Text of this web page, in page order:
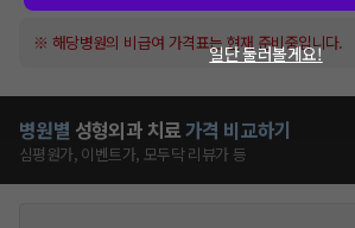
※ 해당병원의 비급여 가격표는 현재 준비중입니다.
병원별 성형외과 치료가격 비교하기
심평원가, 이벤트가, 모두닥 리뷰가 등
일단 둘러볼게요!